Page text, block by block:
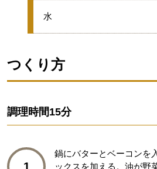
★
水
つくり方
調理時間15分
鍋にバターとベーコンを
ックスを加える。油が野